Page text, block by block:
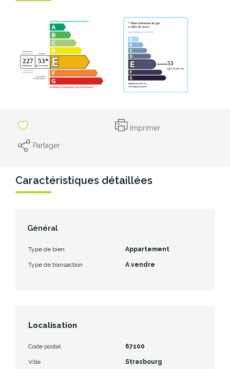
Imprimer
Partager
Caractéristiques détaillées
Général
Type de bien Appartement
Type de transaction A vendre
Localisation
Code postal 67100
Ville Strasbourg